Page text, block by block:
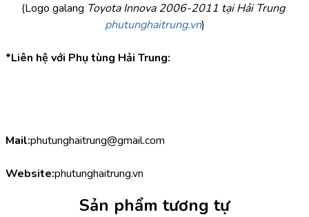
(Logo galang
Toyota Innova 2006-2011 tại Hải Trung
phutunghaitrung.vn)
*Liên hệ với Phụ tùng Hải Trung:
Mail:phutunghaitrung@gmail.com
Website:phutunghaitrung.vn
Sản phẩm tương tự